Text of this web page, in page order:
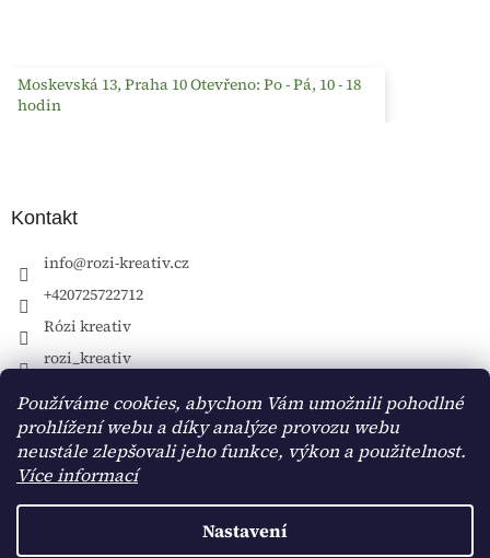
Používáme cookies, abychom Vám umožnili pohodlné
prohlížení webu a díky analýze provozu webu
neustále zlepšovali jeho funkce, výkon a použitelnost.
Více informací
Nastavení
Moskevská 13, Praha 10 Otevřeno: Po - Pá, 10 - 18
hodin
Kontakt
info@rozi-kreativ.cz
+420725722712
Rózi kreativ
rozi_kreativ
Vytvořil Shoptet